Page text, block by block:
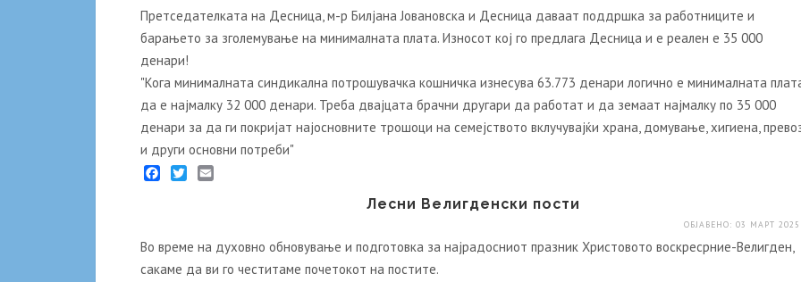
Претседателката на Десница, м-р Билјана Јовановска и Десница даваат поддршка за работниците и
барањето за зголемување на минималната плата. Износот кој го предлага Десница и е реален е 35 000
денари!
"Кога минималната синдикална потрошувачка кошничка изнесува 63.773 денари логично е минималната
да е најмалку 32 000 денари. Треба двајцата брачни другари да работат и да земаат најмалку по 35 000
денари за да ги покријат најосновните трошоци на семејството вклучувајќи храна, домување, хигиена,
и други основни потреби"
Лесни Велигденски пости
ОБЈАВЕНО: 03 МАРТ 2025
Во време на духовно обновување и подготовка за најрадосниот празник Христовото воскресрние-Велигден,
сакаме да ви го честитаме почетокот на постите.